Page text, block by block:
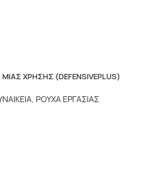
ΧΡΗΣΗΣ (DEFENSIVEPLUS)
, ΡΟΥΧΑ ΕΡΓΑΣΙΑΣ